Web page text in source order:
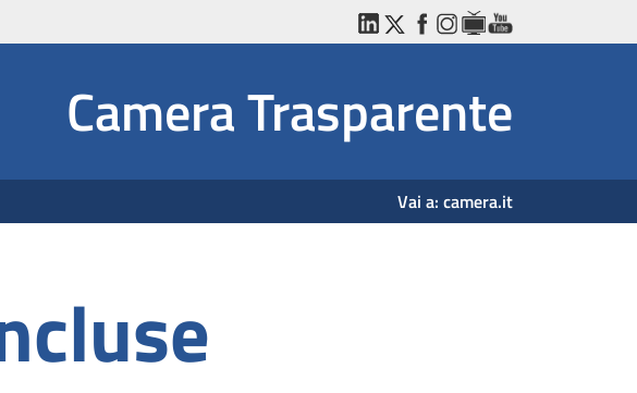
LinkedInTwitterFacebookInstagram
WebTVYouTube
Camera Trasparente
Vai a: camera.it